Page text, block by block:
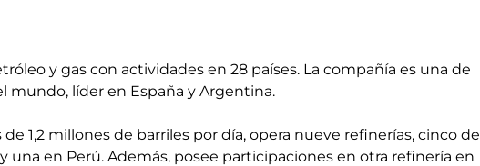
y gas con actividades en 28 países. La compañía es una de
mundo, líder en España y Argentina.
1,2 millones de barriles por día, opera nueve refinerías, cinco de
una en Perú. Además, posee participaciones en otra refinería en